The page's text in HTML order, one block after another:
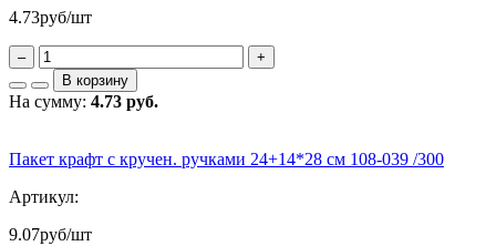
4.73руб/шт
–
+
В корзину
На сумму: 4.73 руб.
Пакет крафт с кручен. ручками 24+14*28 см 108-039 /300
Артикул:
9.07руб/шт